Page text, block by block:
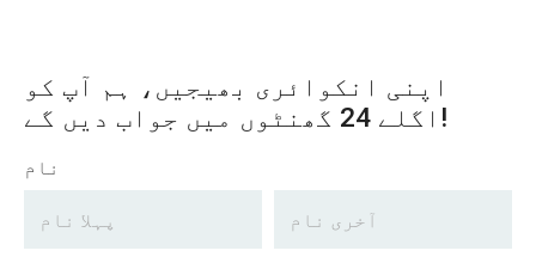
اپنی انکوائری بھیجیں، ہم آپ کو
اگلے 24 گھنٹوں میں جواب دیں گے!
نام